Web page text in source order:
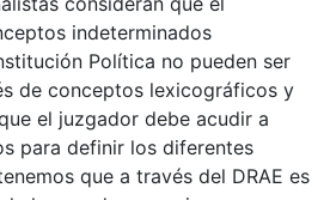
indeterminados
Política no pueden ser
de conceptos lexicográficos y
el juzgador debe acudir a
para definir los diferentes
que a través del DRAE es